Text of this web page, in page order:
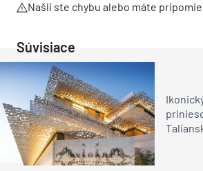
Našli ste chybu alebo máte
Súvisiace